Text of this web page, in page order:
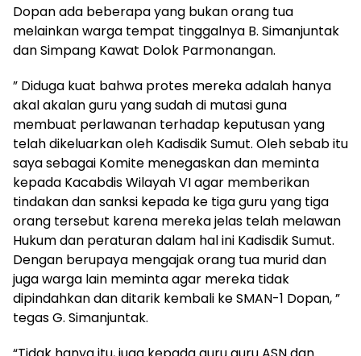
Dopan ada beberapa yang bukan orang tua
melainkan warga tempat tinggalnya B. Simanjuntak
dan Simpang Kawat Dolok Parmonangan.
” Diduga kuat bahwa protes mereka adalah hanya
akal akalan guru yang sudah di mutasi guna
membuat perlawanan terhadap keputusan yang
telah dikeluarkan oleh Kadisdik Sumut. Oleh sebab itu
saya sebagai Komite menegaskan dan meminta
kepada Kacabdis Wilayah VI agar memberikan
tindakan dan sanksi kepada ke tiga guru yang tiga
orang tersebut karena mereka jelas telah melawan
Hukum dan peraturan dalam hal ini Kadisdik Sumut.
Dengan berupaya mengajak orang tua murid dan
juga warga lain meminta agar mereka tidak
dipindahkan dan ditarik kembali ke SMAN-1 Dopan, ”
tegas G. Simanjuntak.